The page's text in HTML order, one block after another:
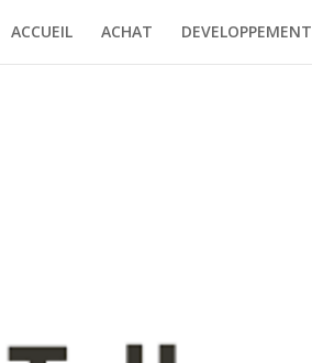
ACCUEIL ACHAT DEVELOPPEMENT